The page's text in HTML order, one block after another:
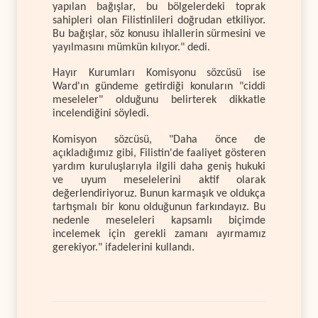
yapılan bağışlar, bu bölgelerdeki toprak
sahipleri olan Filistinlileri doğrudan etkiliyor.
Bu bağışlar, söz konusu ihlallerin sürmesini ve
yayılmasını mümkün kılıyor." dedi.
Hayır Kurumları Komisyonu sözcüsü ise
Ward'ın gündeme getirdiği konuların "ciddi
meseleler" olduğunu belirterek dikkatle
incelendiğini söyledi.
Komisyon sözcüsü, "Daha önce de
açıkladığımız gibi, Filistin'de faaliyet gösteren
yardım kuruluşlarıyla ilgili daha geniş hukuki
ve uyum meselelerini aktif olarak
değerlendiriyoruz. Bunun karmaşık ve oldukça
tartışmalı bir konu olduğunun farkındayız. Bu
nedenle meseleleri kapsamlı biçimde
incelemek için gerekli zamanı ayırmamız
gerekiyor." ifadelerini kullandı.